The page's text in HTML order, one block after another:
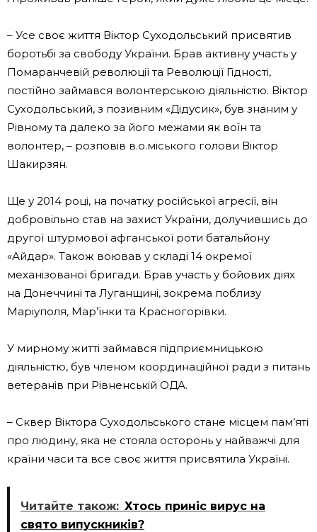
– Усе своє життя Віктор Суходольський присвятив
боротьбі за свободу України. Брав активну участь у
Помаранчевій революції та Революції Гідності,
постійно займався волонтерською діяльністю. Віктор
Суходольський, з позивним «Дідусик», був знаним у
Рівному та далеко за його межами як воїн та
волонтер, – розповів в.о.міського голови Віктор
Шакирзян.
Ще у 2014 році, на початку російської агресії, він
добровільно став на захист України, долучившись до
другої штурмової афганської роти батальйону
«Айдар». Також воював у складі 14 окремої
механізованої бригади. Брав участь у бойових діях
на Донеччині та Луганщині, зокрема поблизу
Маріуполя, Мар’їнки та Красногорівки.
У мирному житті займався підприємницькою
діяльністю, був членом координаційної ради з питань
ветеранів при Рівненській ОДА.
– Сквер Віктора Суходольського стане місцем пам’яті
про людину, яка не стояла осторонь у найважчі для
країни часи та все своє життя присвятила Україні.
Читайте також: Хтось приніс вирус на
свято випускників?